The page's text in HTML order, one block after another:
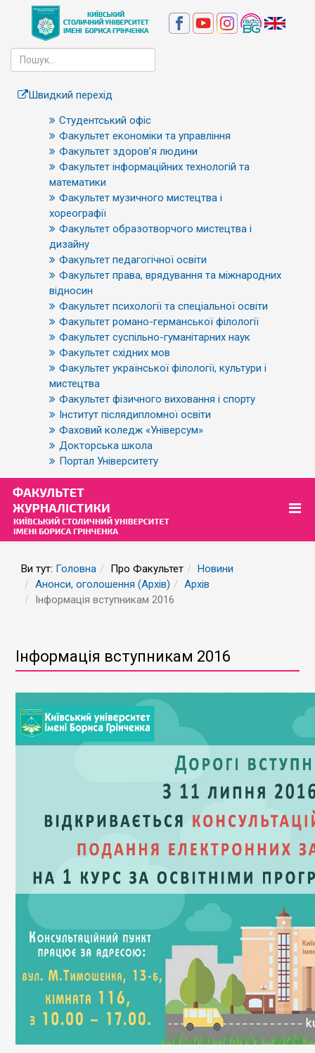
Швидкий перехід
Студентський офіс
Факультет економіки та управління
Факультет здоров’я людини
Факультет інформаційних технологій та
математики
Факультет музичного мистецтва і
хореографії
Факультет образотворчого мистецтва і
дизайну
Факультет педагогічної освіти
Факультет права, врядування та міжнародних
відносин
Факультет психології та спеціальної освіти
Факультет романо-германської філології
Факультет суспільно-гуманітарних наук
Факультет східних мов
Факультет української філології, культури і
мистецтва
Факультет фізичного виховання і спорту
Інститут післядипломної освіти
Фаховий коледж «Універсум»
Докторська школа
Портал Університету
Ви тут: Головна Про Факультет
Новини
Анонси, оголошення (Архів)
Архів
Інформація вступникам 2016
Інформація вступникам 2016